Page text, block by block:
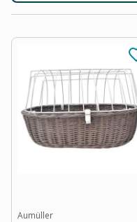
Aumüller